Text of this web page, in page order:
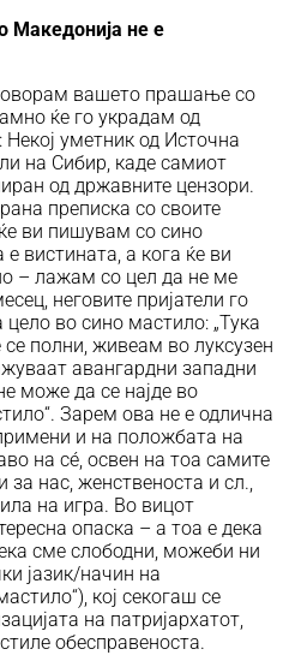
Македонија не е
вашето прашање со
ќе го украдам од
уметник од Источна
на Сибир, каде самиот
од државните цензори.
преписка со своите
ви пишувам со сино
вистината, а кога ќе ви
– лажам со цел да не ме
неговите пријатели го
во сино мастило: „Тука
полни, живеам во луксузен
авангардни западни
може да се најде во
Зарем ова не е одлична
и на положбата на
на сé, освен на тоа самите
нас, женственоста и сл.,
на игра. Во вицот
опаска – а тоа е дека
сме слободни, можеби ни
јазик/начин на
кој секогаш се
на патријархатот,
обесправеноста.